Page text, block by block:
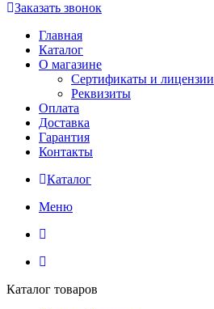
Заказать звонок
Главная
Каталог
О магазине
Сертификаты и лицензии
Реквизиты
Оплата
Доставка
Гарантия
Контакты
Каталог
Меню
Каталог товаров